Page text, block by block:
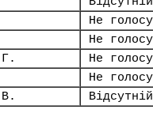
Не
Не
Не
Не
Відсутній